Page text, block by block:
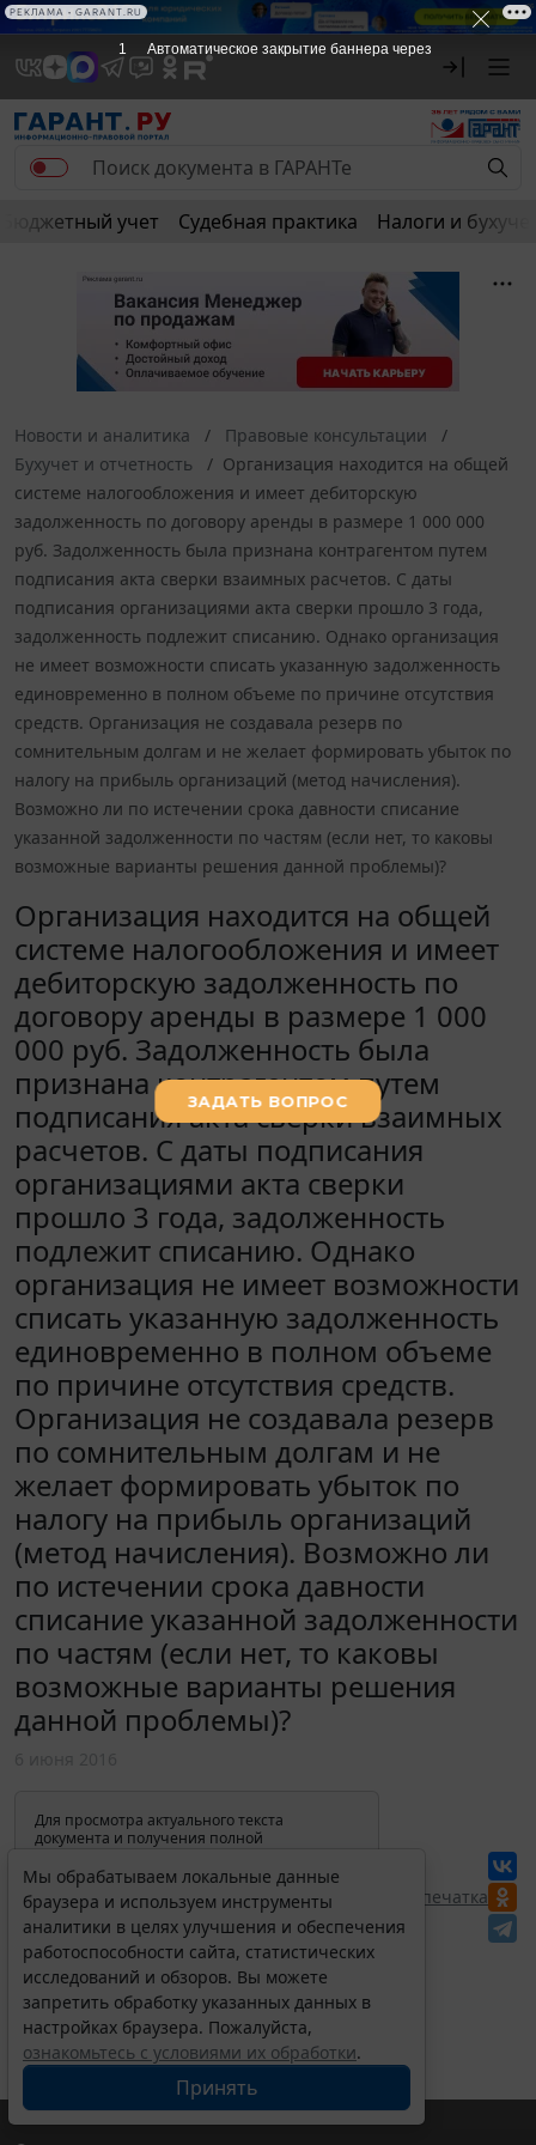
Бюджетный учет Судебная практика Налоги и
Новости и аналитика
Правовые консультации
Бухучет и отчетность
Организация находится на общей
системе налогообложения и имеет дебиторскую
задолженность по договору аренды в размере 1 000 000
руб. Задолженность была признана контрагентом путем
подписания акта сверки взаимных расчетов. С даты
подписания организациями акта сверки прошло 3 года,
задолженность подлежит списанию. Однако организация
не имеет возможности списать указанную задолженность
единовременно в полном объеме по причине отсутствия
средств. Организация не создавала резерв по
сомнительным долгам и не желает формировать убыток по
налогу на прибыль организаций (метод начисления).
Возможно ли по истечении срока давности списание
указанной задолженности по частям (если нет, то каковы
возможные варианты решения данной проблемы)?
Организация находится на общей
системе налогообложения и имеет
дебиторскую задолженность по
договору аренды в размере 1 000
000 руб. Задолженность была
признана контрагентом путем
подписания акта сверки взаимных
расчетов. С даты подписания
организациями акта сверки
прошло 3 года, задолженность
подлежит списанию. Однако
организация не имеет возможности
списать указанную задолженность
единовременно в полном объеме
по причине отсутствия средств.
Организация не создавала резерв
по сомнительным долгам и не
желает формировать убыток по
налогу на прибыль организаций
(метод начисления). Возможно ли
по истечении срока давности
списание указанной задолженности
по частям (если нет, то каковы
возможные варианты решения
данной проблемы)?
Для просмотра актуального текста
документа и получения полной
изменениях и порядке применения
документа, воспользуйтесь поиском в
Интернет-версии системы ГАРАНТ:
Перепечатка
Мы обрабатываем локальные данные
браузера и используем инструменты
аналитики в целях улучшения и обеспечения
работоспособности сайта, статистических
исследований и обзоров. Вы можете
запретить обработку указанных данных в
настройках браузера. Пожалуйста,
ознакомьтесь с условиями их обработки.
Принять
1 Автоматическое закрытие баннера через
РЕКЛАМА • GARANT.RU